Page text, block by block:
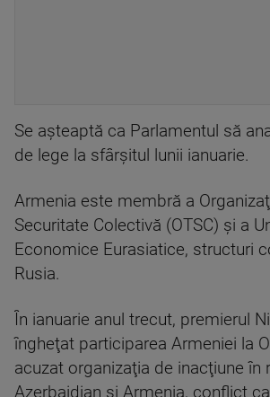
Se aşteaptă ca Parlamentul să
de lege la sfârşitul lunii ianuarie.
Armenia este membră a
Securitate Colectivă (OTSC) şi a
Economice Eurasiatice, structuri
Rusia.
În ianuarie anul trecut, premierul
îngheţat participarea Armeniei la
acuzat organizaţia de inacţiune în
Azerbaidjan şi Armenia, conflict